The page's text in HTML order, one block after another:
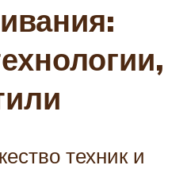
техник и